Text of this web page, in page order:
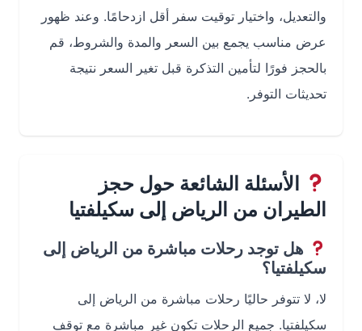
والتعديل، واختيار توقيت سفر أقل ازدحامًا. وعند ظهور
عرض مناسب يجمع بين السعر والمدة والشروط، قم
بالحجز فورًا لتأمين التذكرة قبل تغير السعر نتيجة
تحديثات التوفر.
الأسئلة الشائعة حول حجز
الطيران من الرياض إلى سكيلفتيا
هل توجد رحلات مباشرة من الرياض إلى
سكيلفتيا؟
لا، لا تتوفر حاليًا رحلات مباشرة من الرياض إلى
سكيلفتيا. جميع الرحلات تكون غير مباشرة مع توقف